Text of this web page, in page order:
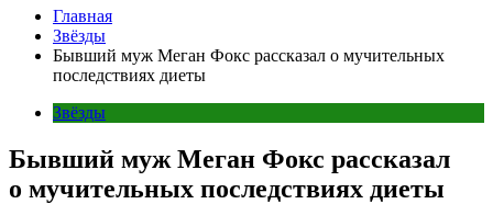
Главная
Звёзды
Бывший муж Меган Фокс рассказал о мучительных
последствиях диеты
Звёзды
Бывший муж Меган Фокс рассказал
о мучительных последствиях диеты